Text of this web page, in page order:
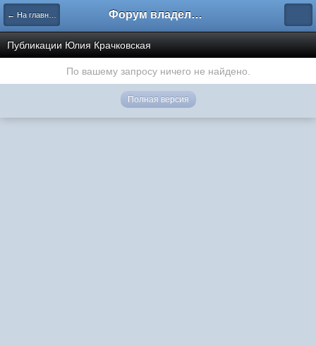
← На главную Форум владельцев интернет-магазинов
Публикации Юлия Крачковская
По вашему запросу ничего не найдено.
Полная версия